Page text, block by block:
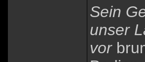
Sein
unser
vor